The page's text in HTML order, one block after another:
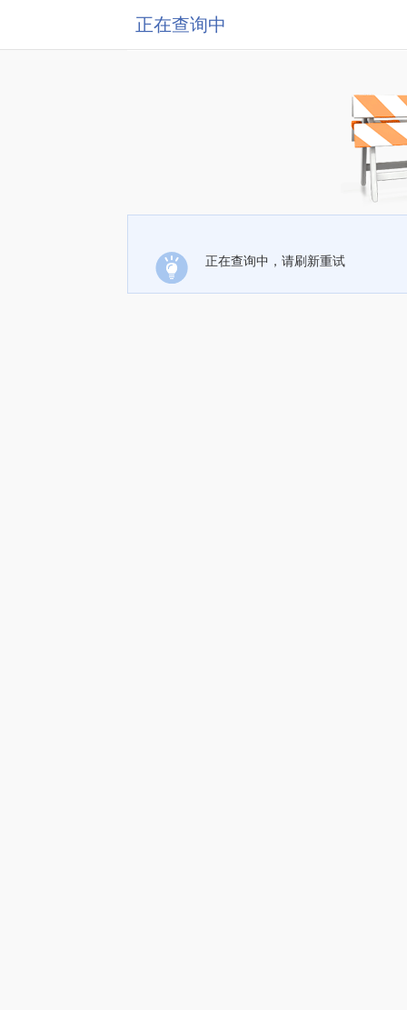
正在查询中
正在查询中，请刷新重试